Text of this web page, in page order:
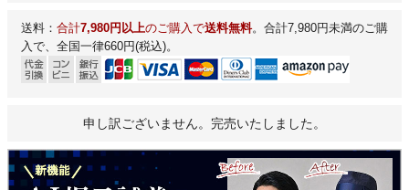
送料： 合計7,980円以上のご購入で送料無料。合計7,980円未満のご購
入で、全国一律660円(税込)。
申し訳ございません。完売いたしました。